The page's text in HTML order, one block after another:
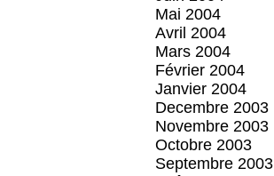
Mai 2004
Avril 2004
Mars 2004
Février 2004
Janvier 2004
Decembre 2003
Novembre 2003
Octobre 2003
Septembre 2003